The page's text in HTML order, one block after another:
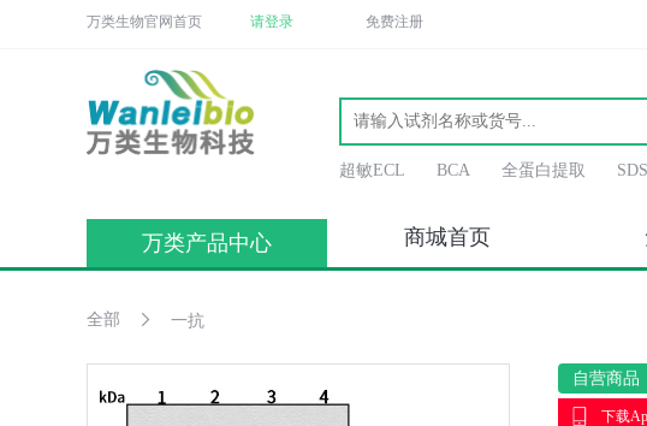
万类生物官网首页 请登录 免费注册
超敏ECL BCA 全蛋白提取
万类产品中心 商城首页
全部 一抗
自营商品
下载